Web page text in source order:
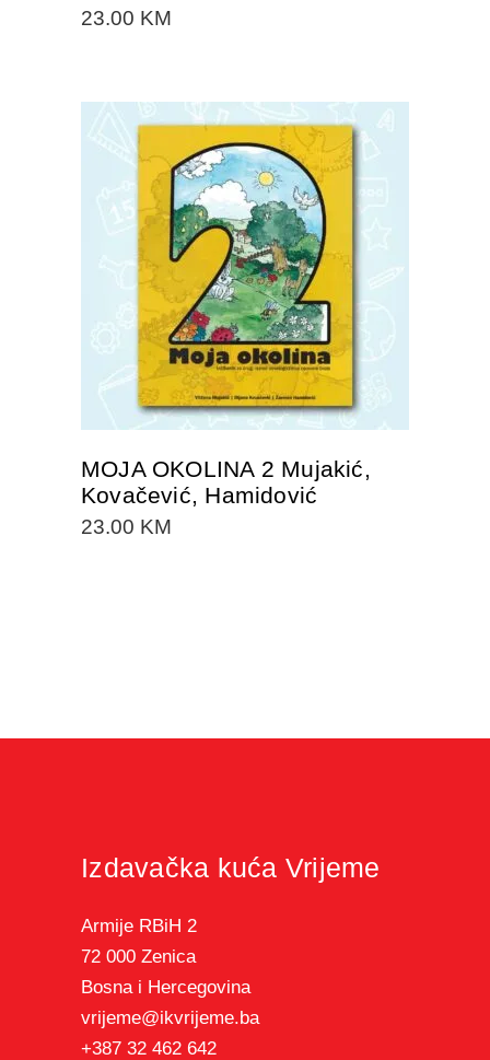
23.00 KM
DODAJTE U KORPU
MOJA OKOLINA 2 Mujakić,
Kovačević, Hamidović
23.00 KM
Izdavačka kuća Vrijeme
Armije RBiH 2
72 000 Zenica
Bosna i Hercegovina
vrijeme@ikvrijeme.ba
+387 32 462 642